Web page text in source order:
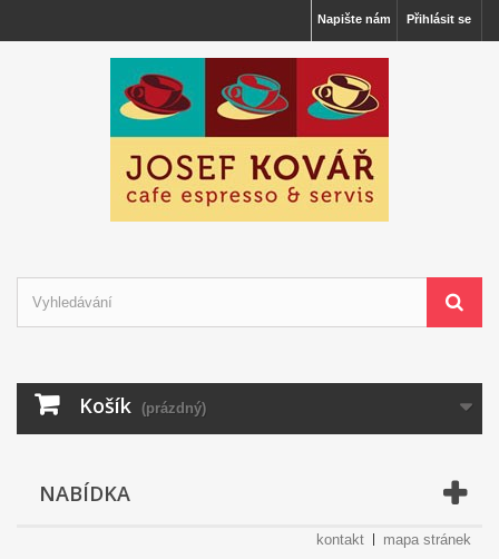
Přihlásit se
Napište nám
Košík (prázdný)
NABÍDKA
kontakt mapa stránek